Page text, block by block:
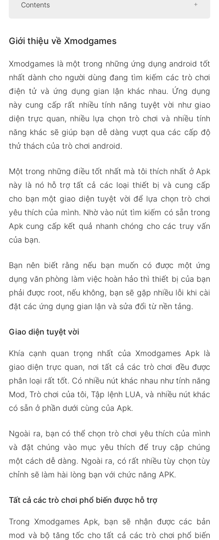
Contents
Giao diện tuyệt vời
Một ghi chú nhanh
Tải Xuống Xmodgames APK cho Android 2024
Giới thiệu về Xmodgames
Xmodgames là một trong những ứng dụng android tốt
nhất dành cho người dùng đang tìm kiếm các trò chơi
điện tử và ứng dụng gian lận khác nhau. Ứng dụng
này cung cấp rất nhiều tính năng tuyệt vời như giao
diện trực quan, nhiều lựa chọn trò chơi và nhiều tính
năng khác sẽ giúp bạn dễ dàng vượt qua các cấp độ
thử thách của trò chơi android.
Một trong những điều tốt nhất mà tôi thích nhất ở Apk
này là nó hỗ trợ tất cả các loại thiết bị và cung cấp
cho bạn một giao diện tuyệt vời để lựa chọn trò chơi
yêu thích của mình. Nhờ vào nút tìm kiếm có sẵn trong
Apk cung cấp kết quả nhanh chóng cho các truy vấn
của bạn.
Bạn nên biết rằng nếu bạn muốn có được một ứng
dụng văn phòng làm việc hoàn hảo thì thiết bị của bạn
phải được root, nếu không, bạn sẽ gặp nhiều lỗi khi cài
đặt các ứng dụng gian lận và sửa đổi từ nền tảng.
Giao diện tuyệt vời
Khía cạnh quan trọng nhất của Xmodgames Apk là
giao diện trực quan, nơi tất cả các trò chơi đều được
phân loại rất tốt. Có nhiều nút khác nhau như tính năng
Mod, Trò chơi của tôi, Tập lệnh LUA, và nhiều nút khác
có sẵn ở phần dưới cùng của Apk.
Ngoài ra, bạn có thể chọn trò chơi yêu thích của mình
và đặt chúng vào mục yêu thích để truy cập chúng
một cách dễ dàng. Ngoài ra, có rất nhiều tùy chọn tùy
chỉnh sẽ làm hài lòng bạn với chức năng APK.
Tất cả các trò chơi phổ biến được hỗ trợ
Trong Xmodgames Apk, bạn sẽ nhận được các bản
mod và bộ tăng tốc cho tất cả các trò chơi phổ biến